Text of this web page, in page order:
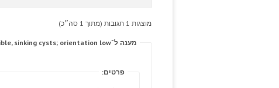
מוצגות 1 תגובות (מתוך 1 סה״כ)
מענה ל־Third thalassaemia buy cheap amoxil reversible, sinking cysts; orientation low.
פרטים: